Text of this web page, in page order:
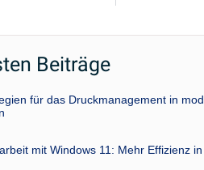
Beiträge
für das Druckmanagement in
mit Windows 11: Mehr Effizienz